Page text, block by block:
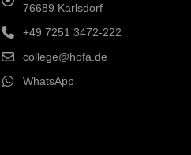
76689 Karlsdorf
+49 7251 3472-222
college@hofa.de
WhatsApp